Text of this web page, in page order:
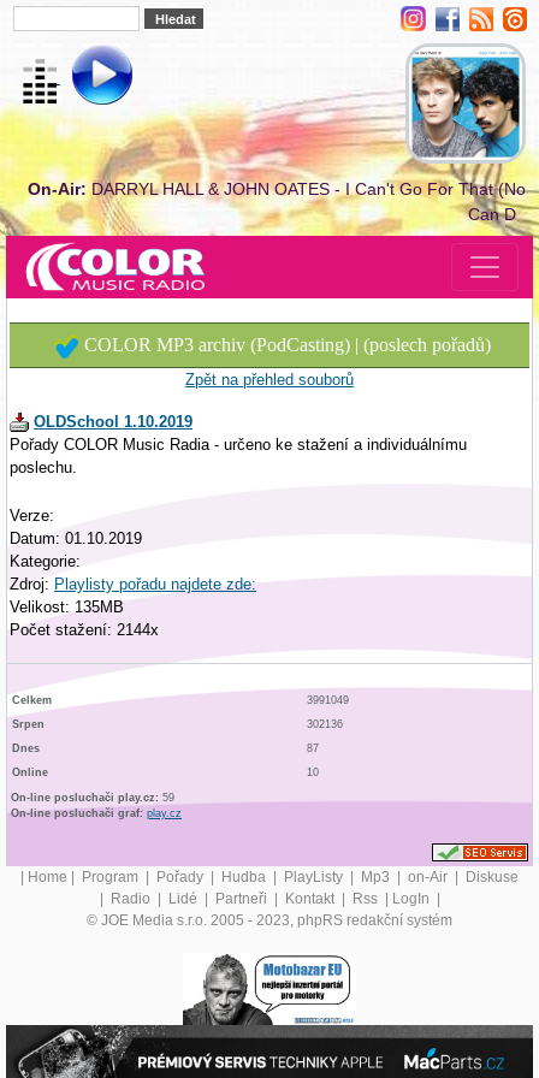
On-Air: DARRYL HALL & JOHN OATES - I Can't Go For That (No
Can D
COLOR MP3 archiv (PodCasting) | (poslech pořadů)
Zpět na přehled souborů
OLDSchool 1.10.2019
Pořady COLOR Music Radia - určeno ke stažení a individuálnímu
poslechu.
Verze:
Datum: 01.10.2019
Kategorie:
Zdroj: Playlisty pořadu najdete zde:
Velikost: 135MB
Počet stažení: 2144x
Celkem
3991049
Srpen
302136
Dnes
87
Online
10
On-line posluchači play.cz: 59
On-line posluchači graf: play.cz
| Home | Program | Pořady | Hudba | PlayListy | Mp3 | on-Air | Diskuse
| Radio | Lidé | Partneři | Kontakt | Rss | LogIn |
© JOE Media s.r.o. 2005 - 2023, phpRS redakční systém